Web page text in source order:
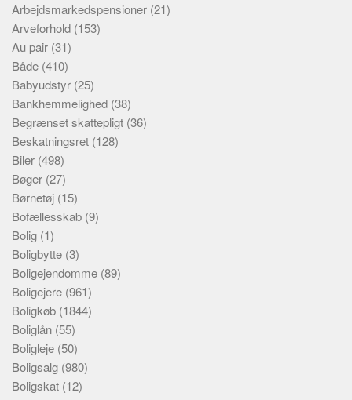
Arbejdsmarkedspensioner (21)
Arveforhold (153)
Au pair (31)
Både (410)
Babyudstyr (25)
Bankhemmelighed (38)
Begrænset skattepligt (36)
Beskatningsret (128)
Biler (498)
Bøger (27)
Børnetøj (15)
Bofællesskab (9)
Bolig (1)
Boligbytte (3)
Boligejendomme (89)
Boligejere (961)
Boligkøb (1844)
Boliglån (55)
Boligleje (50)
Boligsalg (980)
Boligskat (12)